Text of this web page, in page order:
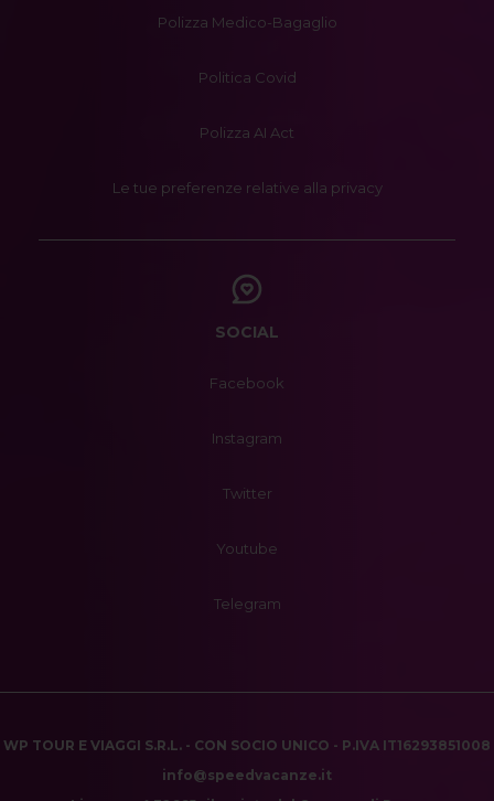
Polizza Medico-Bagaglio
Politica Covid
Polizza AI Act
Le tue preferenze relative alla privacy
SOCIAL
Facebook
Instagram
Twitter
Youtube
Telegram
WP TOUR E VIAGGI S.R.L. - CON SOCIO UNICO - P.IVA IT16293851008
info@speedvacanze.it